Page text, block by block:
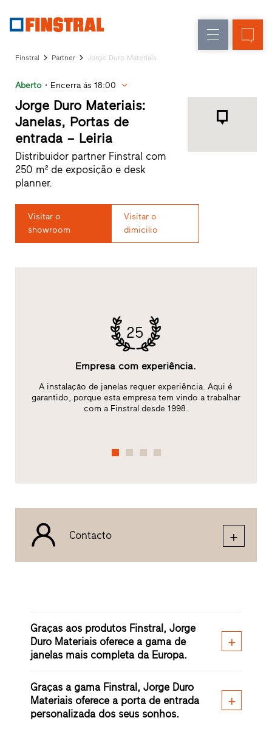
de
entrada
Envidraçados
nova
para
arquitetos
Programa
Finstral
Partner
Procura
de
distribuidor
Finstral Partner Jorge Duro Materiais
Aberto Encerra ás 18:00
Jorge Duro Materiais:
Janelas, Portas de
entrada – Leiria
Distribuidor partner Finstral com
250 m² de exposição e desk
planner.
Visitar o
showroom
Visitar o
dimicilio
25
Empresa com experiência.
A instalação de janelas requer experiência. Aqui é
garantido, porque esta empresa tem vindo a trabalhar
com a Finstral desde 1998.
Contacto
Graças aos produtos Finstral, Jorge
Duro Materiais oferece a gama de
janelas mais completa da Europa.
Graças a gama Finstral, Jorge Duro
Materiais oferece a porta de entrada
personalizada dos seus sonhos.